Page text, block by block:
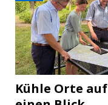
Kühle Orte auf